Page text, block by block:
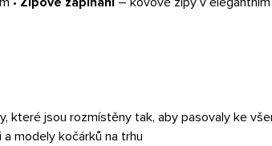
které jsou rozmístěny tak, aby pasovaly ke
modely kočárků na trhu